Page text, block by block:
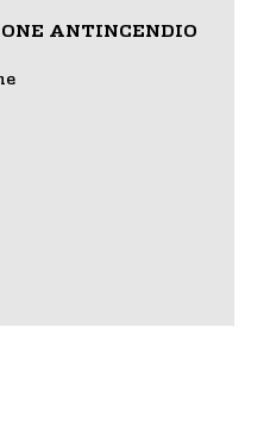
ANTINCENDIO